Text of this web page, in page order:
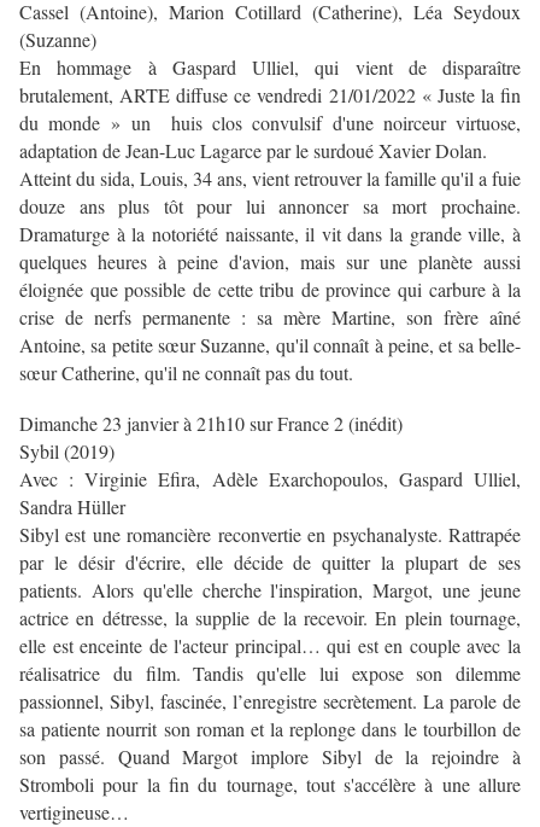
Cassel (Antoine), Marion Cotillard (Catherine), Léa Seydoux
(Suzanne)
En hommage à Gaspard Ulliel, qui vient de disparaître
brutalement, ARTE diffuse ce vendredi 21/01/2022 « Juste la fin
du monde » un huis clos convulsif d'une noirceur virtuose,
adaptation de Jean-Luc Lagarce par le surdoué Xavier Dolan.
Atteint du sida, Louis, 34 ans, vient retrouver la famille qu'il a fuie
douze ans plus tôt pour lui annoncer sa mort prochaine.
Dramaturge à la notoriété naissante, il vit dans la grande ville, à
quelques heures à peine d'avion, mais sur une planète aussi
éloignée que possible de cette tribu de province qui carbure à la
crise de nerfs permanente : sa mère Martine, son frère aîné
Antoine, sa petite sœur Suzanne, qu'il connaît à peine, et sa belle-
sœur Catherine, qu'il ne connaît pas du tout.
Dimanche 23 janvier à 21h10 sur France 2 (inédit)
Sybil (2019)
Avec : Virginie Efira, Adèle Exarchopoulos, Gaspard Ulliel,
Sandra Hüller
Sibyl est une romancière reconvertie en psychanalyste. Rattrapée
par le désir d'écrire, elle décide de quitter la plupart de ses
patients. Alors qu'elle cherche l'inspiration, Margot, une jeune
actrice en détresse, la supplie de la recevoir. En plein tournage,
elle est enceinte de l'acteur principal… qui est en couple avec la
réalisatrice du film. Tandis qu'elle lui expose son dilemme
passionnel, Sibyl, fascinée, l’enregistre secrètement. La parole de
sa patiente nourrit son roman et la replonge dans le tourbillon de
son passé. Quand Margot implore Sibyl de la rejoindre à
Stromboli pour la fin du tournage, tout s'accélère à une allure
vertigineuse…